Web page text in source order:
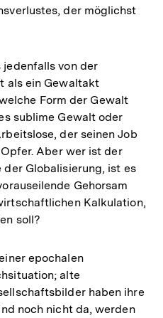
der möglichst
jedenfalls von der
als ein Gewaltakt
Form der Gewalt
sublime Gewalt oder
der seinen Job
Aber wer ist der
der Globalisierung, ist es
Gehorsam
Kalkulation,
soll?
epochalen
alte
haben ihre
noch nicht da, werden